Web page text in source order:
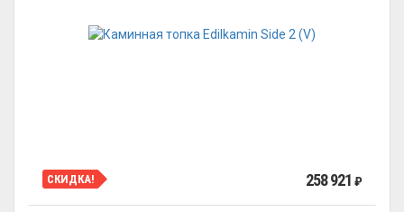
СКИДКА! 258 921 ₽